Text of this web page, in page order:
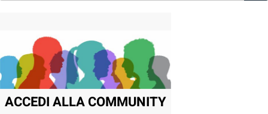
ACCEDI ALLA COMMUNITY